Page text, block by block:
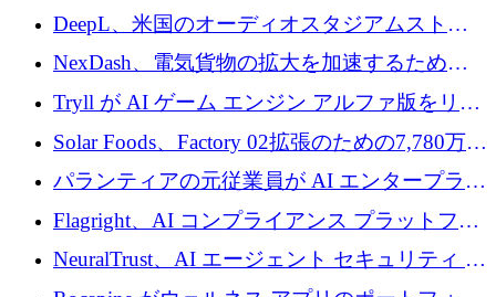
200 万ユーロを調達
DeepL、米国のオーディオスタジアムストリ
ーミング事業Mixhaloを買収
NexDash、電気貨物の拡大を加速するために
EIT Urban Mobilityから250万ユーロを確保
Tryll が AI ゲーム エンジン アルファ版をリリ
ースし、60 万ドルのプレシード資金を確保
Solar Foods、Factory 02拡張のための7,780万ユ
ーロの資金調達パッケージを獲得
パランティアの元従業員が AI エンタープライ
ズ スタートアップの Conduct に 6,000 万ドル
を調達
Flagright、AI コンプライアンス プラットフォ
ームを拡張するためにシリーズ A で 1,250 万
ドルを確保
NeuralTrust、AI エージェント セキュリティ プ
ラットフォームの拡張に 2,000 万ドルを調達